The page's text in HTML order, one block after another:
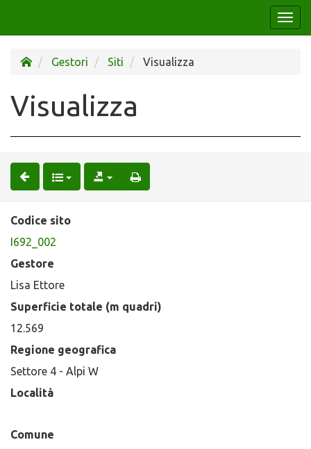
Gestori Siti Visualizza
Visualizza
Codice sito
I692_002
Gestore
Lisa Ettore
Superficie totale (m quadri)
12.569
Regione geografica
Settore 4 - Alpi W
Località
Comune